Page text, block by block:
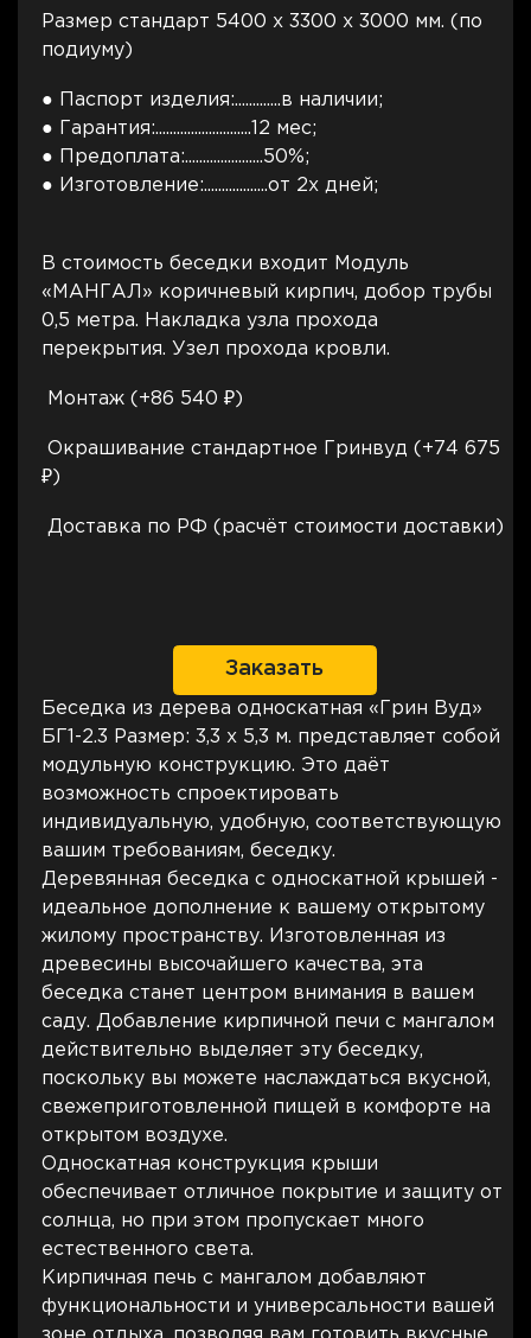
Размер стандарт 5400 х 3300 х 3000 мм. (по
подиуму)
● Паспорт изделия:.............в наличии;
● Гарантия:...........................12 мес;
● Предоплата:......................50%;
● Изготовление:..................от 2х дней;
В стоимость беседки входит Модуль
«МАНГАЛ» коричневый кирпич, добор трубы
0,5 метра. Накладка узла прохода
перекрытия. Узел прохода кровли.
Монтаж (+86 540 ₽)
Окрашивание стандартное Гринвуд (+74 675
₽)
Доставка по РФ (расчёт стоимости доставки)
Заказать
Беседка из дерева односкатная «Грин Вуд»
БГ1-2.3 Размер: 3,3 х 5,3 м. представляет собой
модульную конструкцию. Это даёт
возможность спроектировать
индивидуальную, удобную, соответствующую
вашим требованиям, беседку.
Деревянная беседка с односкатной крышей -
идеальное дополнение к вашему открытому
жилому пространству. Изготовленная из
древесины высочайшего качества, эта
беседка станет центром внимания в вашем
саду. Добавление кирпичной печи с мангалом
действительно выделяет эту беседку,
поскольку вы можете наслаждаться вкусной,
свежеприготовленной пищей в комфорте на
открытом воздухе.
Односкатная конструкция крыши
обеспечивает отличное покрытие и защиту от
солнца, но при этом пропускает много
естественного света.
Кирпичная печь с мангалом добавляют
функциональности и универсальности вашей